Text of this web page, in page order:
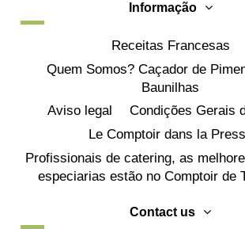
Informação
Receitas Francesas
Quem Somos? Caçador de
Baunilhas
Aviso legal
Condições Gerais
Le Comptoir dans la
Profissionais de catering, as
especiarias estão no Comptoir de
Contact us